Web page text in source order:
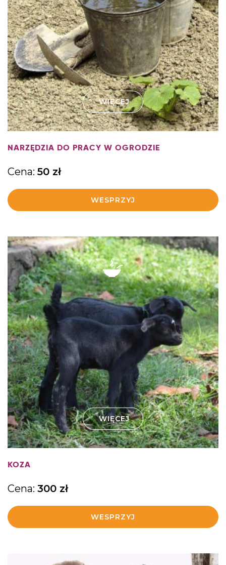
WIĘCEJ
NARZĘDZIA DO PRACY W OGRODZIE
Cena: 50 zł
WESPRZYJ
WIĘCEJ
KOZA
Cena: 300 zł
WESPRZYJ